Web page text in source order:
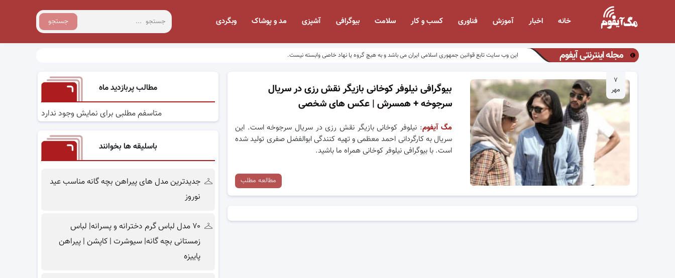
جستجو خانه اخبار آموزش فناوری کسب و کار سلامت بیوگرافی آشپزی مد و پوشاک وبگردی
مجله اینترنتی آیفوم این وب سایت تابع قوانین جمهوری اسلامی ایران می باشد و به هیچ گروه یا نهاد خاصی وابسته نیست.
۷
مهر
بیوگرافی نیلوفر کوخانی بازیگر نقش رزی در سریال
سرجوخه + همسرش | عکس های شخصی
مگ آیفوم: نیلوفر کوخانی بازیگر نقش رزی در سریال سرجوخه است. این
سریال به کارگردانی احمد معظمی و تهیه کنندگی ابوالفضل صفری تولید شده
است. با بیوگرافی نیلوفر کوخانی همراه ما باشید.
مطالعه مطلب
مطالب پربازدید ماه
متاسفم مطلبی برای نمایش وجود ندارد
باسلیقه ها بخوانند
جدیدترین مدل های پیراهن بچه گانه مناسب عید
نوروز
۷۰ مدل لباس گرم دخترانه و پسرانه| لباس
زمستانی بچه گانه| سیوشرت | کاپشن | پیراهن
پاییزه